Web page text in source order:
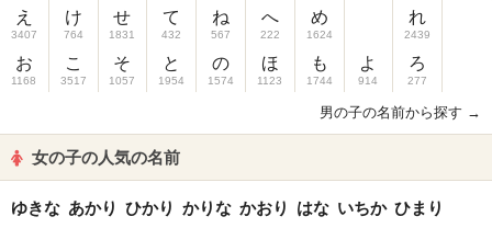
え
3407
お
1168
け
764
こ
3517
せ
1831
そ
1057
て
432
と
1954
ね
567
の
1574
へ
222
ほ
1123
め
1624
も
1744
よ
914
れ
2439
ろ
277
男の子の名前から探す →
女の子の人気の名前
ゆきな あかり ひかり かりな かおり はな いちか ひまり